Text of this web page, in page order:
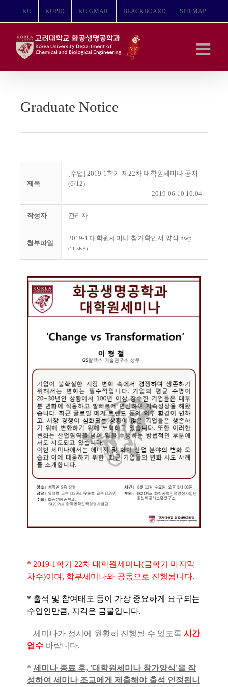
뛰
KU KUPID KU GMAIL BLACKBOARD SITEMAP
Graduate Notice
제목
[수업] 2019-1학기 제22차 대학원세미나 공지
(6/12)
2019-06-10 10:04
작성자 관리자
첨부파일
2019-1 대학원세미나 참가확인서 양식.hwp
(11.5KB)
* 2019-1학기 22차 대학원세미나(금학기 마지막
차수)이며, 학부세미나와 공동으로 진행됩니다.
* 출석 및 참여태도 등이 가장 중요하게 요구되는
수업인만큼, 지각은 금물입니다.
세미나가 정시에 원활히 진행될 수 있도록 시간
엄수 바랍니다.
* 세미나 종료 후, '대학원세미나 참가양식'을 작
성하여 세미나 조교에게 제출해야 출석 인정됩니